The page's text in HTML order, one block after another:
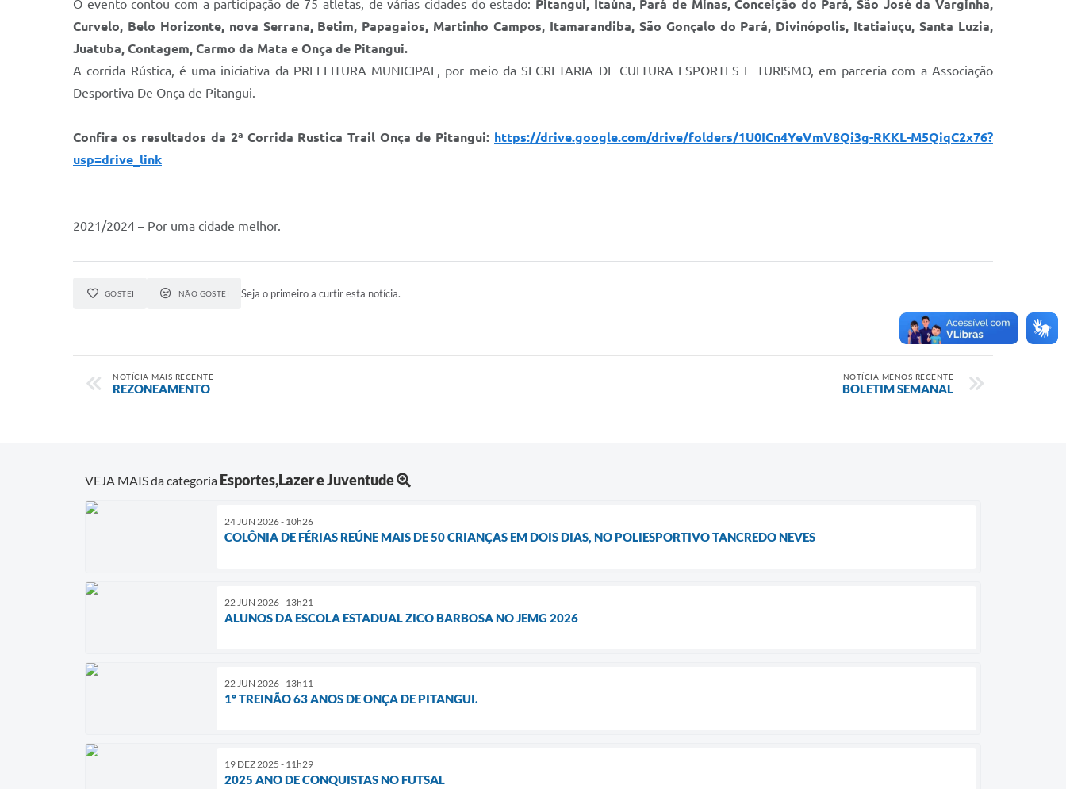
O evento contou com a participação de 75 atletas, de várias cidades do estado: Pitangui, Itaúna, Pará de Minas, Conceição do Pará, São José da Varginha,
Curvelo, Belo Horizonte, nova Serrana, Betim, Papagaios, Martinho Campos, Itamarandiba, São Gonçalo do Pará, Divinópolis, Itatiaiuçu, Santa Luzia,
Juatuba, Contagem, Carmo da Mata e Onça de Pitangui.
A corrida Rústica, é uma iniciativa da PREFEITURA MUNICIPAL, por meio da SECRETARIA DE CULTURA ESPORTES E TURISMO, em parceria com a Associação
Desportiva De Onça de Pitangui.
Confira os resultados da 2ª Corrida Rustica Trail Onça de Pitangui: https://drive.google.com/drive/folders/1U0ICn4YeVmV8Qi3g-RKKL-M5QiqC2x76?
usp=drive_link
2021/2024 – Por uma cidade melhor.
GOSTEI NÃO GOSTEI Seja o primeiro a curtir esta notícia.
NOTÍCIA MAIS RECENTE
REZONEAMENTO
NOTÍCIA MENOS RECENTE
BOLETIM SEMANAL
VEJA MAIS da categoria Esportes,Lazer e Juventude
24 JUN 2026 - 10h26
COLÔNIA DE FÉRIAS REÚNE MAIS DE 50 CRIANÇAS EM DOIS DIAS, NO POLIESPORTIVO TANCREDO NEVES
22 JUN 2026 - 13h21
ALUNOS DA ESCOLA ESTADUAL ZICO BARBOSA NO JEMG 2026
22 JUN 2026 - 13h11
1º TREINÃO 63 ANOS DE ONÇA DE PITANGUI.
19 DEZ 2025 - 11h29
2025 ANO DE CONQUISTAS NO FUTSAL